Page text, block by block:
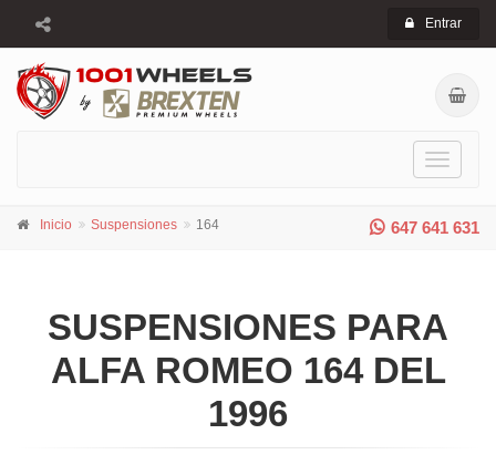
Entrar
Toggle
647 641 631
Inicio Suspensiones 164
SUSPENSIONES PARA
ALFA ROMEO 164 DEL
1996